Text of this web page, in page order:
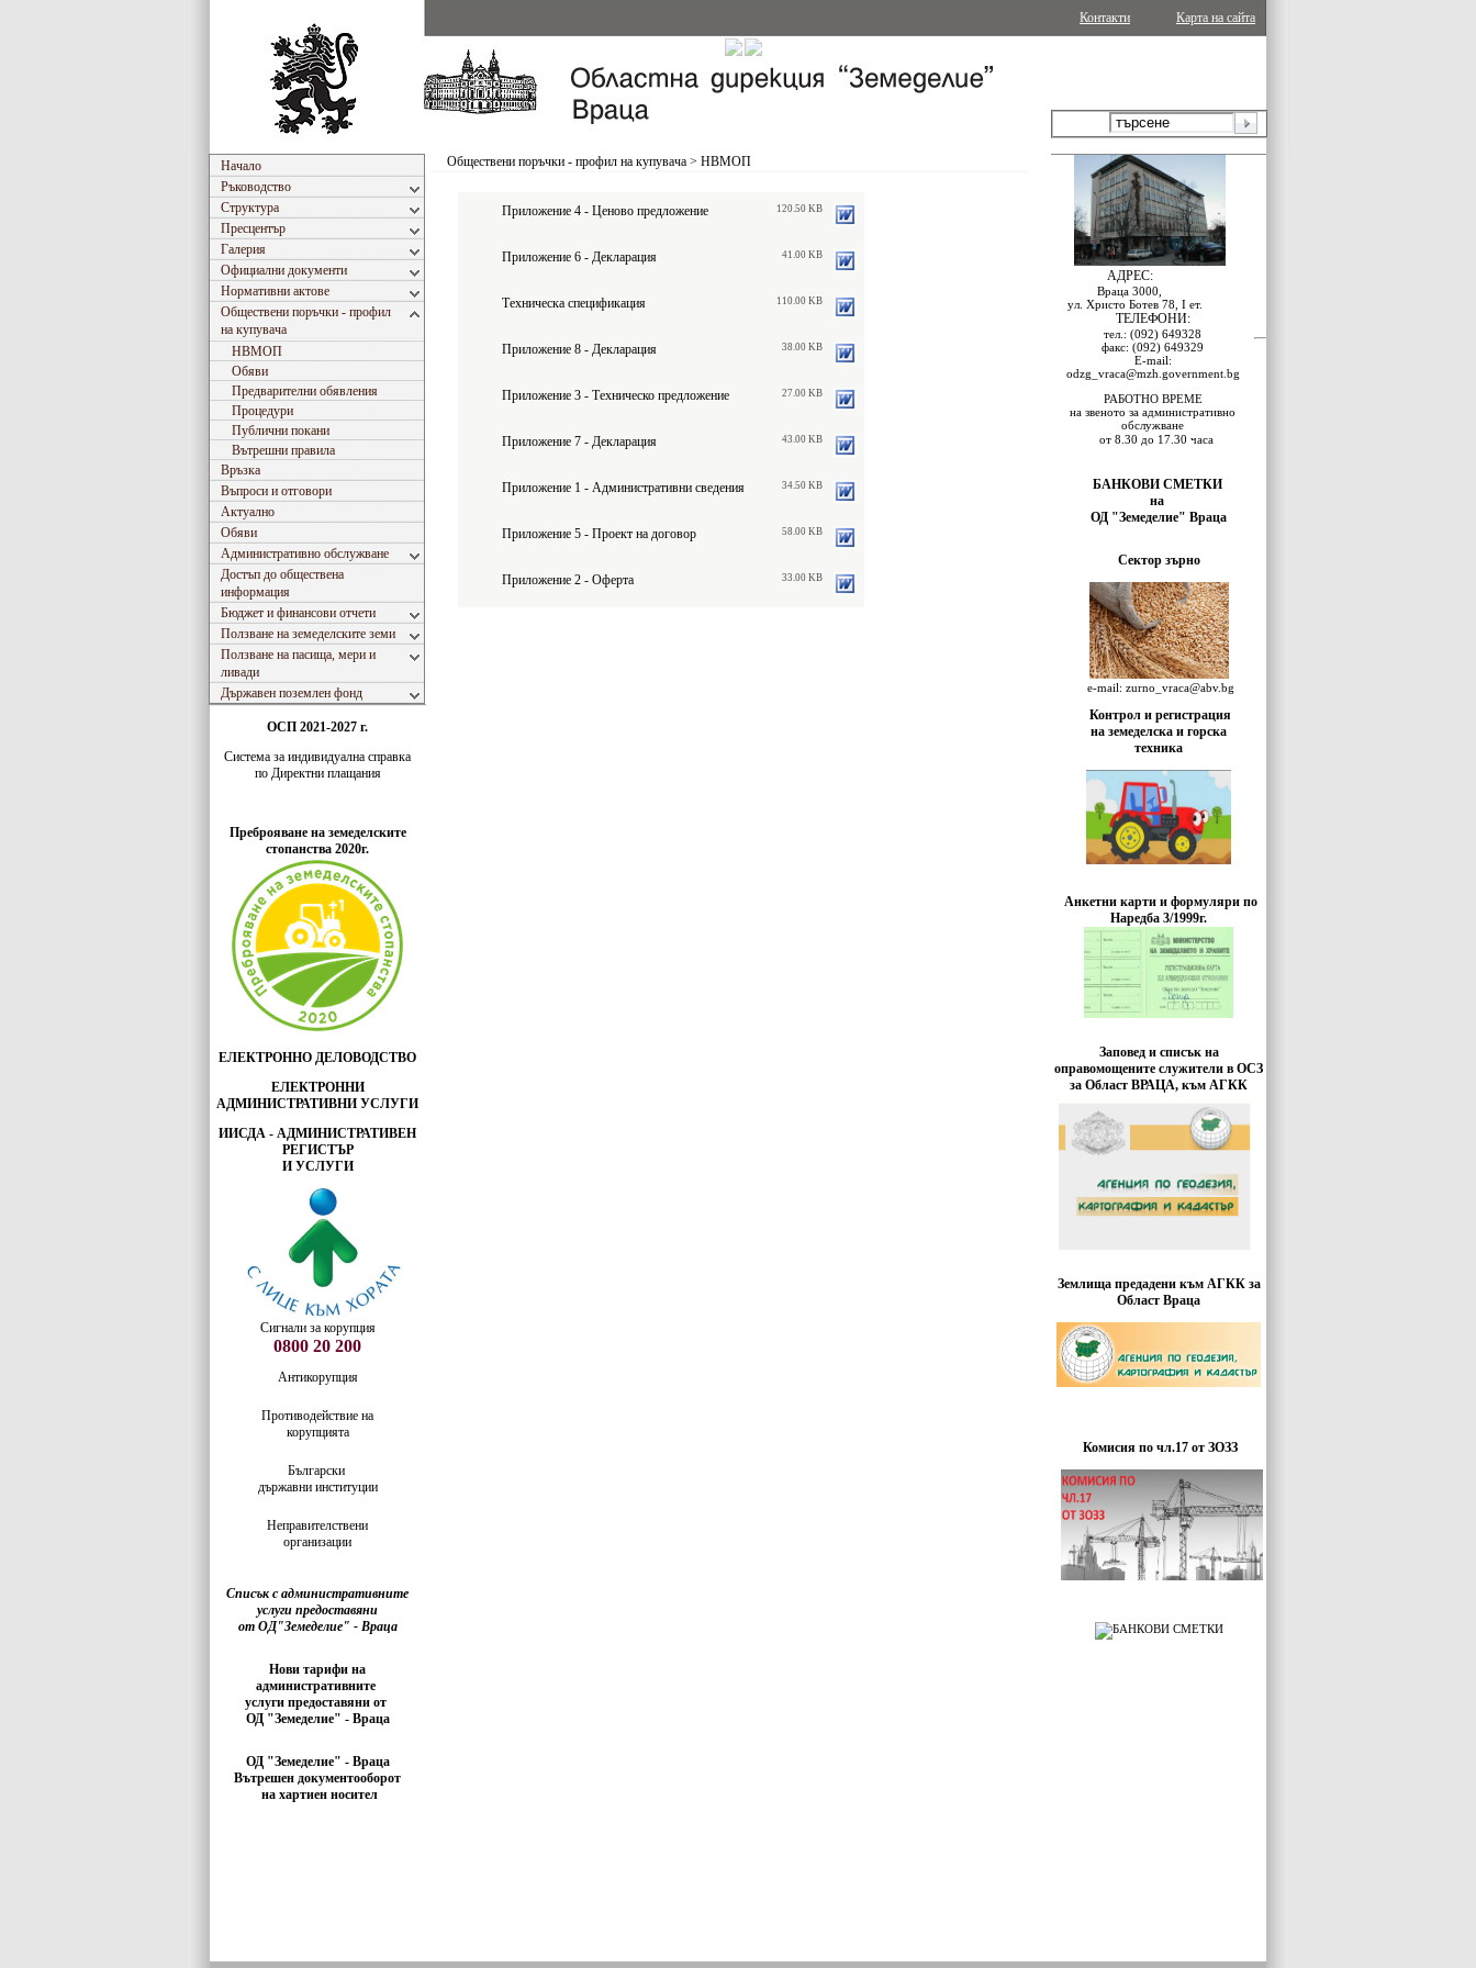
Карта на сайта
Контакти
Начало
Ръководство
Структура
Пресцентър
Галерия
Официални документи
Нормативни актове
Обществени поръчки - профил
на купувача
НВМОП
Обяви
Предварителни обявления
Процедури
Публични покани
Вътрешни правила
Връзка
Въпроси и отговори
Актуално
Обяви
Административно обслужване
Достъп до обществена
информация
Бюджет и финансови отчети
Ползване на земеделските земи
Ползване на пасища, мери и
ливади
Държавен поземлен фонд
ОСП 2021-2027 г.
Система за индивидуaлна справка
по Директни плащания
Преброяване на земеделските
стопанства 2020г.
ЕЛЕКТРОННО ДЕЛОВОДСТВО
ЕЛЕКТРОННИ
АДМИНИСТРАТИВНИ УСЛУГИ
ИИСДА - АДМИНИСТРАТИВЕН
РЕГИСТЪР
И УСЛУГИ
Сигнали за корупция
0800 20 200
Антикорупция
Противодействие на
корупцията
Български
държавни институции
Неправителствени
организации
Списък с административните
услуги предоставяни
от ОД"Земеделие" - Враца
Нови тарифи на
административните
услуги предоставяни от
ОД "Земеделие" - Враца
ОД "Земеделие" - Враца
Вътрешен документооборот
на хартиен носител
Обществени поръчки - профил на купувача > НВМОП
Приложение 4 - Ценово предложение 120.50 KB
Приложение 6 - Декларация 41.00 KB
Техническа спецификация 110.00 KB
Приложение 8 - Декларация 38.00 KB
Приложение 3 - Техническо предложение 27.00 KB
Приложение 7 - Декларация 43.00 KB
Приложение 1 - Административни сведения 34.50 KB
Приложение 5 - Проект на договор 58.00 KB
Приложение 2 - Оферта 33.00 KB
АДРЕС:
Враца 3000,
ул. Христо Ботев 78, I ет.
ТЕЛЕФОНИ:
тел.: (092) 649328
факс: (092) 649329
E-mail:
odzg_vraca@mzh.government.bg
РАБОТНО ВРЕМЕ
на звеното за административно
обслужване
от 8.30 до 17.30 часа
БАНКОВИ СМЕТКИ
на
ОД "Земеделие" Враца
Сектор зърно
e-mail: zurno_vraca@abv.bg
Контрол и регистрация
на земеделска и горска
техника
Анкетни карти и формуляри по
Наредба 3/1999г.
Заповед и списък на
оправомощените служители в ОСЗ
за Област ВРАЦА, към АГКК
Землища предадени към АГКК за
Област Враца
Комисия по чл.17 от ЗОЗЗ